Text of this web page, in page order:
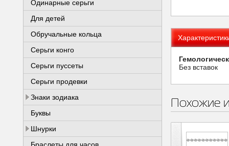
Одинарные серьги
Для детей
Обручальные кольца
Серьги конго
Серьги пуссеты
Серьги продевки
Знаки зодиака
Буквы
Шнурки
Без вставок
Похожие